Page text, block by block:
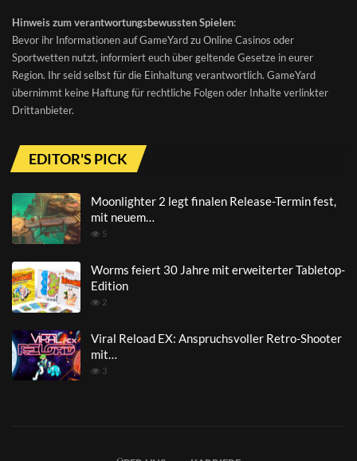
Hinweis zum verantwortungsbewussten Spielen:
Bevor ihr Informationen auf GameYard zu Online Casinos oder
Sportwetten nutzt, informiert euch über geltende Gesetze in eurer
Region. Ihr seid selbst für die Einhaltung verantwortlich. GameYard
übernimmt keine Haftung für rechtliche Folgen oder Inhalte verlinkter
Drittanbieter.
EDITOR'S PICK
Moonlighter 2 legt finalen Release-Termin fest,
mit neuem…
5
Worms feiert 30 Jahre mit erweiterter Tabletop-
Edition
2
Viral Reload EX: Anspruchsvoller Retro-Shooter
mit…
3